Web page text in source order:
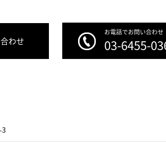
わせ
お電話でお問い合わせ
03-6455-
3